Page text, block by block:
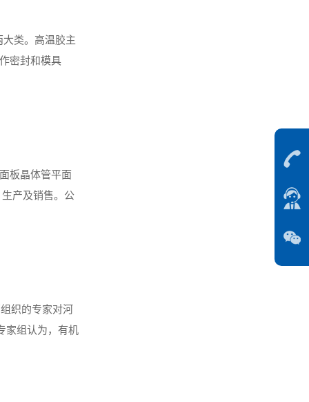
类。高温胶主
密封和模具
板晶体管平面
产及销售。公
织的专家对河
家组认为，有机